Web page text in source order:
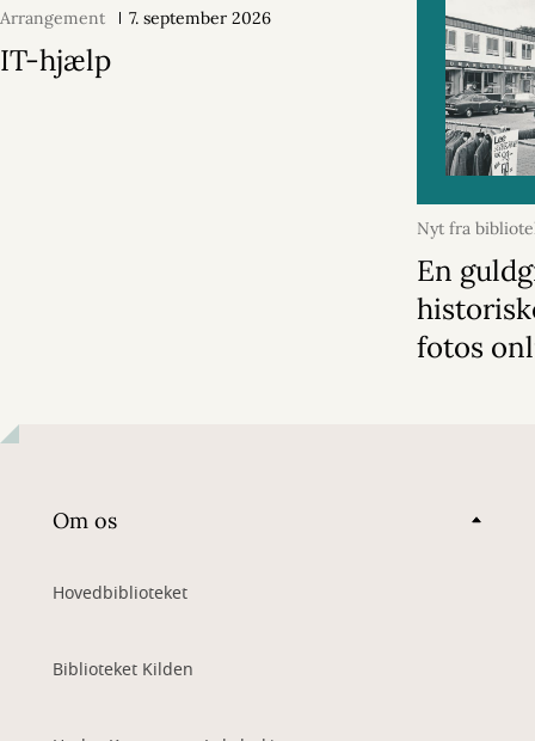
Arrangement 7. september 2026
IT-hjælp
Nyt fra
2026
En
fotos
Om os
Hovedbiblioteket
Biblioteket Kilden